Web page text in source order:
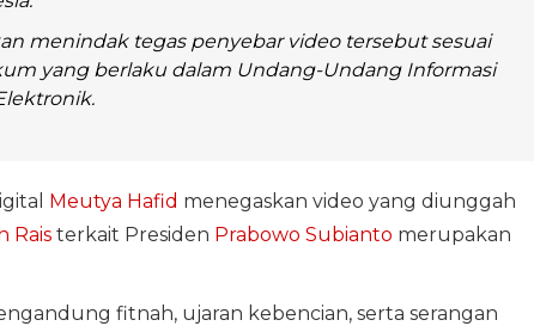
menindak tegas penyebar video tersebut sesuai
yang berlaku dalam Undang-Undang Informasi
Meutya Hafid menegaskan video yang diunggah
Raisterkait Presiden Prabowo Subianto merupakan
fitnah, ujaran kebencian, serta serangan